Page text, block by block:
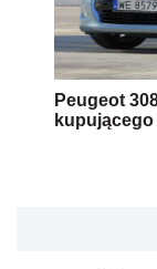
Peugeot
kupującego